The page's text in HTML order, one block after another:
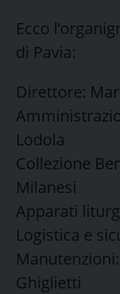
Ecco
di Pavia:
Direttore:
Lodola
Collezione
Milanesi
Apparati
Logistica e
Ghiglietti